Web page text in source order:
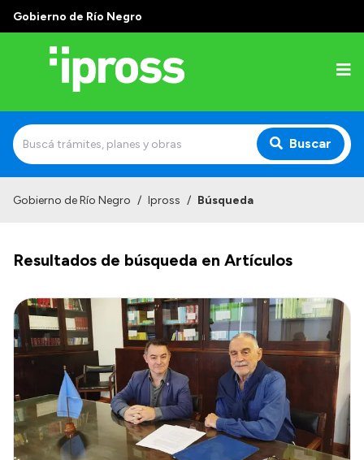
Gobierno de Río Negro
Buscar
¿Qué es IPROSS?
Autoridades
Delegaciones
Consultorios Propios
Presentación CV
Transparencia
Gobierno de Río Negro / Ipross / Búsqueda
Resultados de búsqueda en Artículos